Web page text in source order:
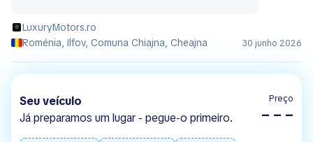
LuxuryMotors.ro
Roménia, Ilfov, Comuna Chiajna, Cheajna
30 junho 2026
Seu veículo
Já preparamos um lugar - pegue-o primeiro.
Preço
– – –